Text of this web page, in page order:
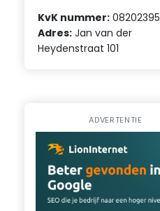
KvK nummer: 08202395
Adres: Jan van der
Heydenstraat 101
ADVERTENTIE